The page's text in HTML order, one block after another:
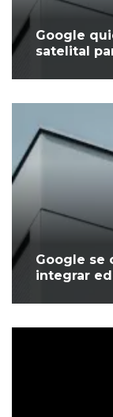
Google
satelital
Google se
integrar